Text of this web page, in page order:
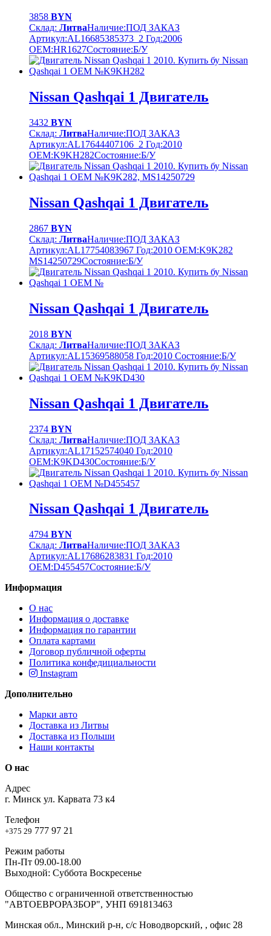
3858 BYN
Склад: ЛитваНаличие:ПОД ЗАКАЗ
Артикул:AL16685385373_2 Год:2006
OEM:HR1627Cостояние:Б/У
Nissan Qashqai 1 Двигатель
3432 BYN
Склад: ЛитваНаличие:ПОД ЗАКАЗ
Артикул:AL17644407106_2 Год:2010
OEM:K9KH282Cостояние:Б/У
Nissan Qashqai 1 Двигатель
2867 BYN
Склад: ЛитваНаличие:ПОД ЗАКАЗ
Артикул:AL17754083967 Год:2010 OEM:K9K282
MS14250729Cостояние:Б/У
Nissan Qashqai 1 Двигатель
2018 BYN
Склад: ЛитваНаличие:ПОД ЗАКАЗ
Артикул:AL15369588058 Год:2010 Cостояние:Б/У
Nissan Qashqai 1 Двигатель
2374 BYN
Склад: ЛитваНаличие:ПОД ЗАКАЗ
Артикул:AL17152574040 Год:2010
OEM:K9KD430Cостояние:Б/У
Nissan Qashqai 1 Двигатель
4794 BYN
Склад: ЛитваНаличие:ПОД ЗАКАЗ
Артикул:AL17686283831 Год:2010
OEM:D455457Cостояние:Б/У
Информация
О нас
Информация о доставке
Информация по гарантии
Оплата картами
Договор публичной оферты
Политика конфедициальности
Instagram
Дополнительно
Марки авто
Доставка из Литвы
Доставка из Польши
Наши контакты
О нас
Адрес
г. Минск ул. Карвата 73 к4
Телефон
+375 29 777 97 21
Режим работы
Пн-Пт 09.00-18.00
Выходной: Суббота Воскресенье
Общество с ограниченной ответственностью
"АВТОЕВРОРАЗБОР", УНП 691813463
Минская обл., Минский р-н, с/с Новодворский, , офис 28